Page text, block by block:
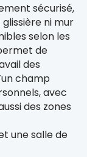
sécurisé,
ni mur
selon les
de
des
champ
avec
des zones
une salle de